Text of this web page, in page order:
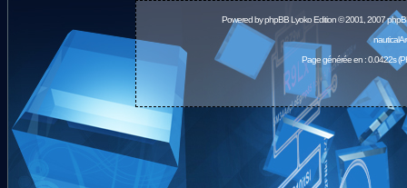
Powered byphpBBLyoko Edition © 2001, 2007
Page générée en : 0.0422s